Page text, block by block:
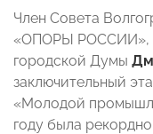
Член Совета
«ОПОРЫ РОССИИ»,
городской Думы
заключительный
«Молодой
году была